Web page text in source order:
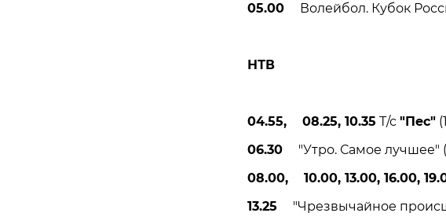
05.00Волейбол. Кубок
НТВ
04.55, 08.25, 10.35 Т/с "Пес"
06.30"Утро. Самое лучшее"
08.00, 10.00, 13.00, 16.00,
13.25 "Чрезвычайное